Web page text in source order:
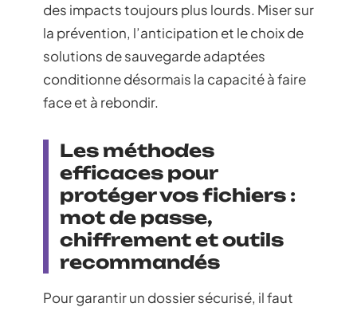
des impacts toujours plus lourds. Miser sur
la prévention, l’anticipation et le choix de
solutions de sauvegarde adaptées
conditionne désormais la capacité à faire
face et à rebondir.
Les méthodes
efficaces pour
protéger vos fichiers :
mot de passe,
chiffrement et outils
recommandés
Pour garantir un dossier sécurisé, il faut